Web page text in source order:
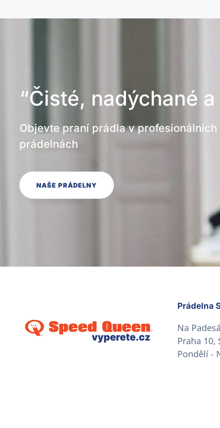
“Čisté, nadýchané
Objevte praní prádla v
prádelnách
NAŠE PRÁDELNY
Prádelna
Na
Praha 10,
Pondělí -